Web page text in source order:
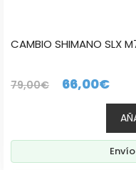
CAMBIO SHIMANO SLX
79,00€
El
era:
79,00€.
66,00€El
es: